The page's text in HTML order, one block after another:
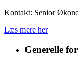
Kontakt: Senior
Læs mere her
Generelle